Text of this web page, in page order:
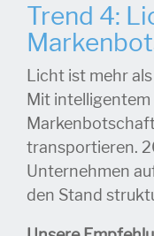
Trend 4:
Licht ist mehr
Mit
transportieren.
Unternehmen
den Stand